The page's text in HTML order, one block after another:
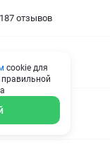
187 отзывов
210 отзывов
cookie для